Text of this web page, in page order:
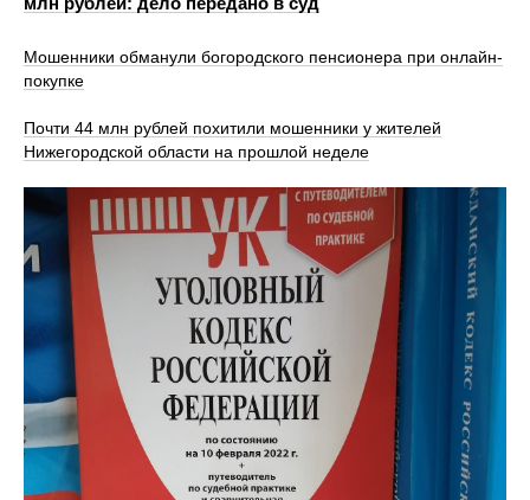
Мошенники обманули богородского пенсионера при онлайн-
покупке
Почти 44 млн рублей похитили мошенники у жителей
Нижегородской области на прошлой неделе